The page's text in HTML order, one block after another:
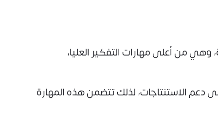
من أعلى مهارات التفكير العليا،
دعم الاستنتاجات، لذلك تتضمن هذه المهارة